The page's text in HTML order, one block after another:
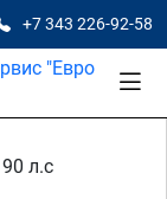
+7 343 226-92-58
л.с